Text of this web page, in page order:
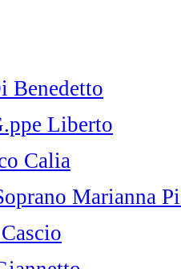
Benedetto
Liberto
Calia
Marianna